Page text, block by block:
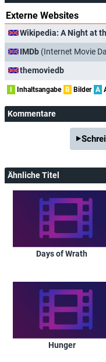
Externe Websites
Wikipedia: A Night at
IMDb (Internet Movie
themoviedb
I Inhaltsangabe B Bilder A
Kommentare
Ähnliche Titel
Days of Wrath
Hunger